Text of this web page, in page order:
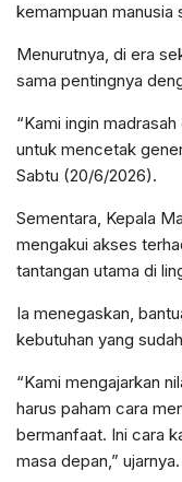
kemampuan manusia
Menurutnya, di era
sama pentingnya
“Kami ingin
untuk mencetak
Sabtu (20/6/2026).
Sementara, Kepala
mengakui akses
tantangan utama di
Ia menegaskan,
kebutuhan yang
“Kami mengajarkan
harus paham cara
bermanfaat. Ini cara
masa depan,” ujarnya.